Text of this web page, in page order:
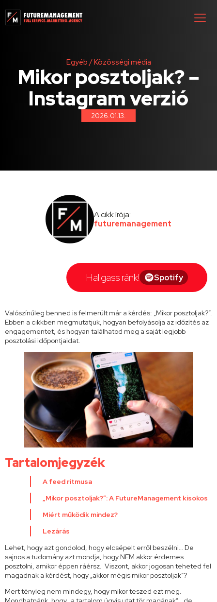
Egyéb /Közösségi média
Mikor posztoljak? –
Instagram verzió
2026.01.13.
A cikk írója:
futuremanagement
Hallgass ránk! Spotify
Valószínűleg benned is felmerült már a kérdés: „Mikor posztoljak?”.
Ebben a cikkben megmutatjuk, hogyan befolyásolja az időzítés az
engagementet, és hogyan találhatod meg a saját legjobb
posztolási időpontjaidat.
Tartalomjegyzék
A feed ritmusa
„Mikor posztoljak?”: A FutureManagement kisokos
Miért működik mindez?
Lezárás
Lehet, hogy azt gondolod, hogy elcsépelt erről beszélni… De
sajnos a tudomány azt mondja, hogy NEM akkor érdemes
posztolni, amikor éppen ráérsz. Viszont, akkor jogosan teheted fel
magadnak a kérdést, hogy „akkor mégis mikor posztoljak”?
Mert tényleg nem mindegy, hogy mikor teszed ezt meg.